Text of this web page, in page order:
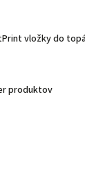
vložky do
produktov